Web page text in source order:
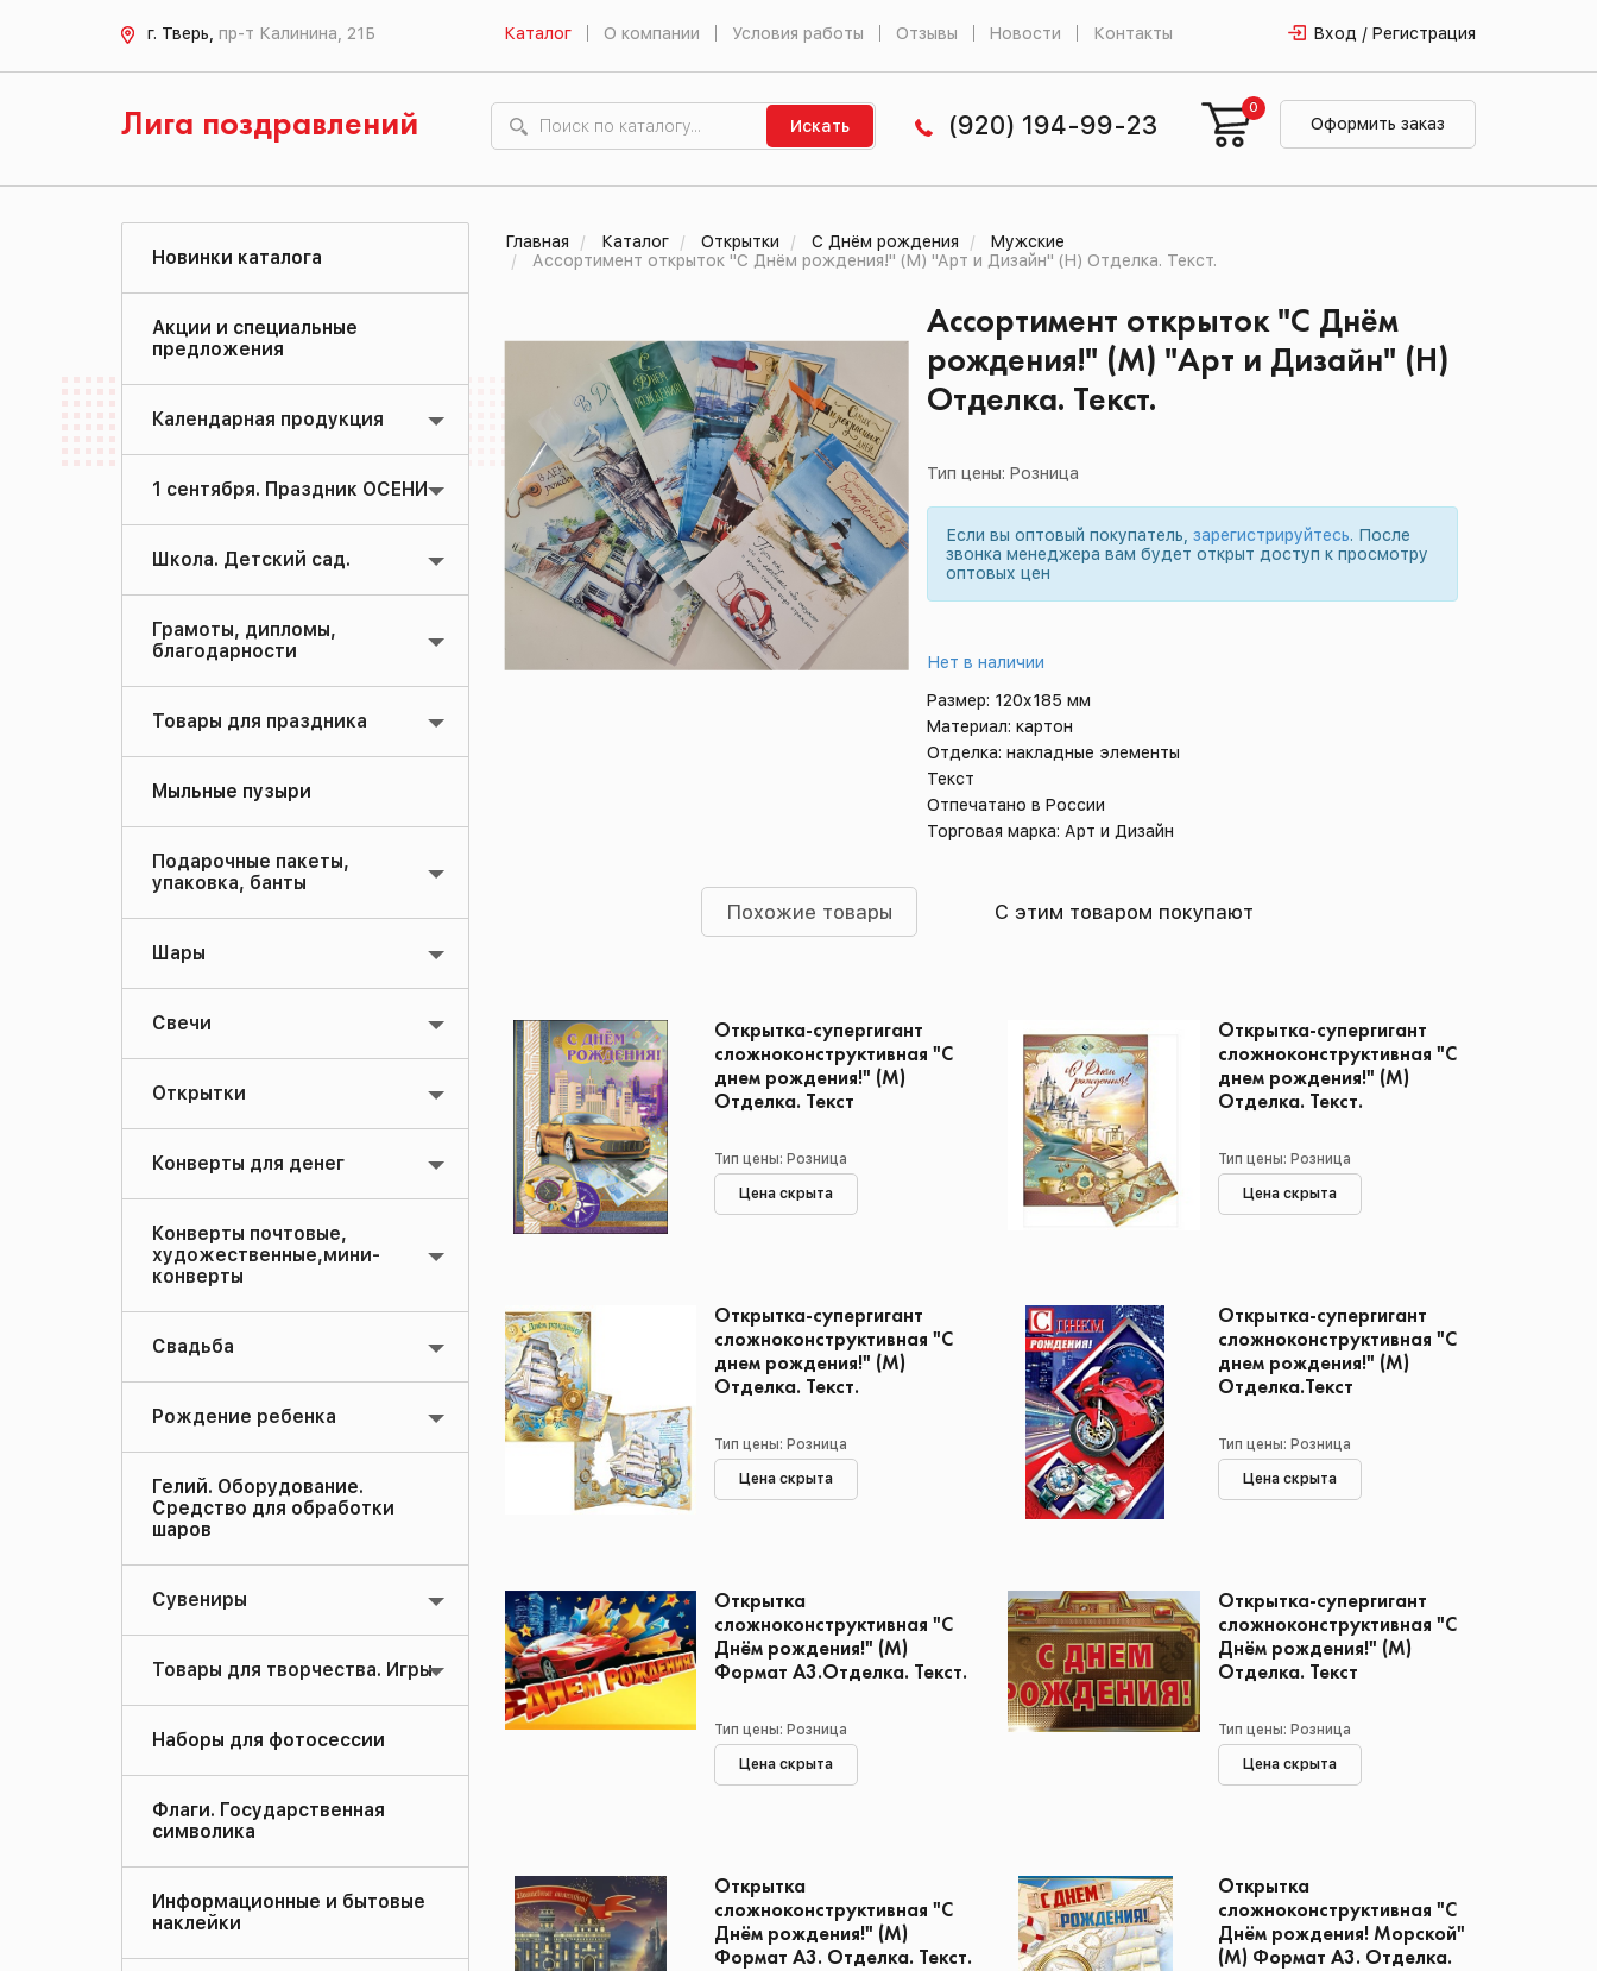
г. Тверь, пр-т Калинина, 21Б Каталог О компании Условия работы Отзывы Новости Контакты Вход / Регистрация
Лига поздравлений Искать (920) 194-99-23 Оформить заказ
0
Новинки каталога
Акции и специальные
предложения
Календарная продукция
1 сентября. Праздник ОСЕНИ
Школа. Детский сад.
Грамоты, дипломы,
благодарности
Товары для праздника
Мыльные пузыри
Подарочные пакеты,
упаковка, банты
Шары
Свечи
Открытки
Конверты для денег
Конверты почтовые,
художественные,мини-
конверты
Свадьба
Рождение ребенка
Гелий. Оборудование.
Средство для обработки
шаров
Сувениры
Товары для творчества. Игры
Наборы для фотосессии
Флаги. Государственная
символика
Информационные и бытовые
наклейки
Главная Каталог Открытки С Днём рождения
Мужские
Ассортимент открыток "С Днём рождения!" (М) "Арт и Дизайн" (Н) Отделка. Текст.
Ассортимент открыток "С Днём
рождения!" (М) "Арт и Дизайн" (Н)
Отделка. Текст.
Тип цены: Розница
Если вы оптовый покупатель,зарегистрируйтесь. После
звонка менеджера вам будет открыт доступ к просмотру
оптовых цен
Нет в наличии
Размер: 120х185 мм
Материал: картон
Отделка: накладные элементы
Текст
Отпечатано в России
Торговая марка: Арт и Дизайн
Похожие товары С этим товаром покупают
Открытка-супергигант
сложноконструктивная "С
днем рождения!" (М)
Отделка. Текст
Тип цены: Розница
Цена скрыта
Открытка-супергигант
сложноконструктивная "С
днем рождения!" (М)
Отделка. Текст.
Тип цены: Розница
Цена скрыта
Открытка-супергигант
сложноконструктивная "С
днем рождения!" (М)
Отделка. Текст.
Тип цены: Розница
Цена скрыта
Открытка-супергигант
сложноконструктивная "С
днем рождения!" (М)
Отделка.Текст
Тип цены: Розница
Цена скрыта
Открытка
сложноконструктивная "С
Днём рождения!" (М)
Формат А3.Отделка. Текст.
Тип цены: Розница
Цена скрыта
Открытка-супергигант
сложноконструктивная "С
Днём рождения!" (М)
Отделка. Текст
Тип цены: Розница
Цена скрыта
Открытка
сложноконструктивная "С
Днём рождения!" (М)
Формат А3. Отделка. Текст.
Открытка
сложноконструктивная "С
Днём рождения! Морской"
(М) Формат А3. Отделка.